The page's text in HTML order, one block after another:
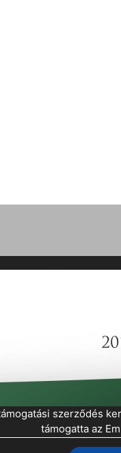
szerződés
támogatta az